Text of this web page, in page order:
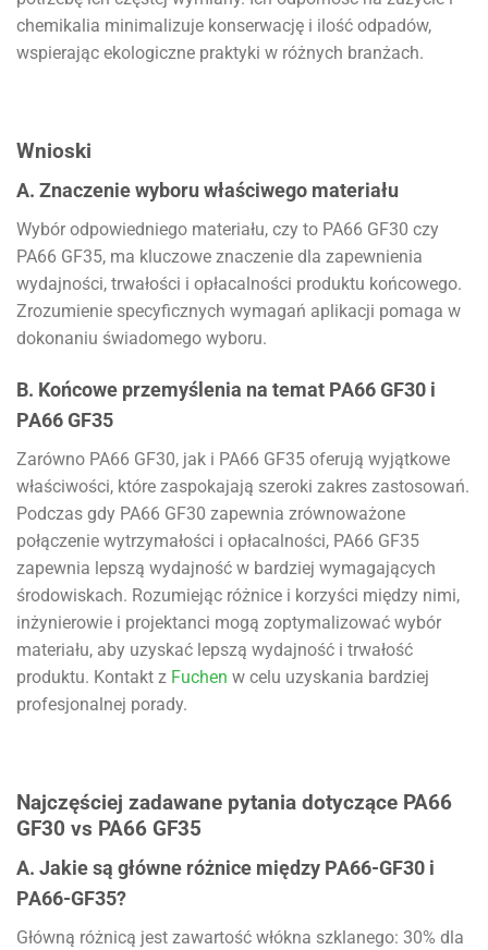
chemikalia minimalizuje konserwację i ilość odpadów,
wspierając ekologiczne praktyki w różnych branżach.
Wnioski
A. Znaczenie wyboru właściwego materiału
Wybór odpowiedniego materiału, czy to PA66 GF30 czy
PA66 GF35, ma kluczowe znaczenie dla zapewnienia
wydajności, trwałości i opłacalności produktu końcowego.
Zrozumienie specyficznych wymagań aplikacji pomaga w
dokonaniu świadomego wyboru.
B. Końcowe przemyślenia na temat PA66 GF30 i
PA66 GF35
Zarówno PA66 GF30, jak i PA66 GF35 oferują wyjątkowe
właściwości, które zaspokajają szeroki zakres zastosowań.
Podczas gdy PA66 GF30 zapewnia zrównoważone
połączenie wytrzymałości i opłacalności, PA66 GF35
zapewnia lepszą wydajność w bardziej wymagających
środowiskach. Rozumiejąc różnice i korzyści między nimi,
inżynierowie i projektanci mogą zoptymalizować wybór
materiału, aby uzyskać lepszą wydajność i trwałość
produktu. Kontakt z Fuchen w celu uzyskania bardziej
profesjonalnej porady.
Najczęściej zadawane pytania dotyczące PA66
GF30 vs PA66 GF35
A. Jakie są główne różnice między PA66-GF30 i
PA66-GF35?
Główną różnicą jest zawartość włókna szklanego: 30% dla